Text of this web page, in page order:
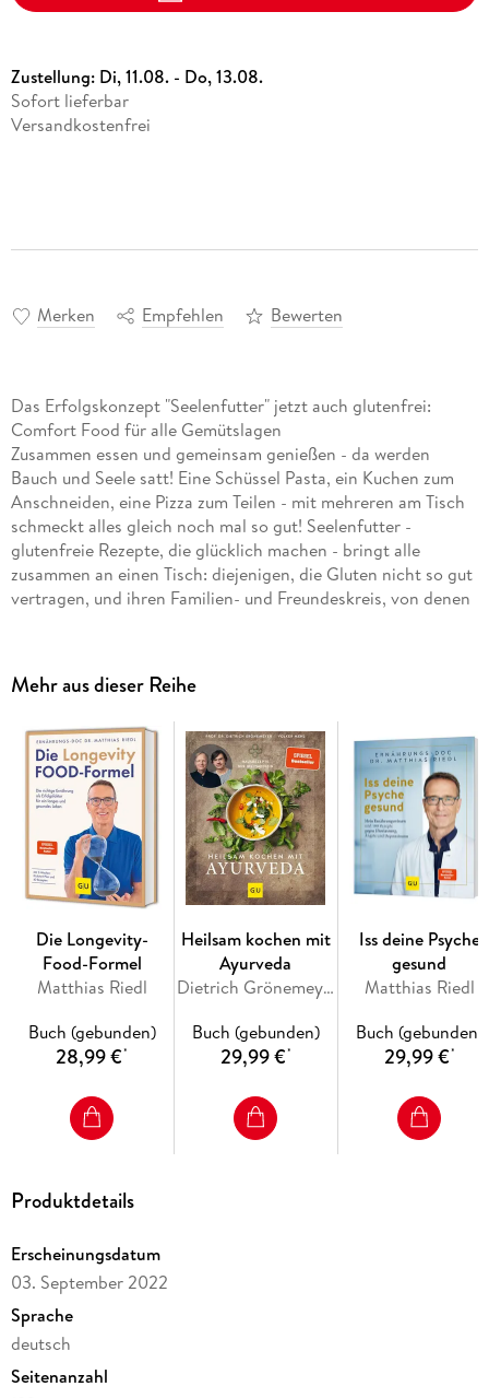
Zustellung: Di, 11.08. - Do, 13.08.
Sofort lieferbar
Versandkostenfrei
Merken Empfehlen Bewerten
Das Erfolgskonzept "Seelenfutter" jetzt auch glutenfrei:
Comfort Food für alle Gemütslagen
Zusammen essen und gemeinsam genießen - da werden
Bauch und Seele satt! Eine Schüssel Pasta, ein Kuchen zum
Anschneiden, eine Pizza zum Teilen - mit mehreren am Tisch
schmeckt alles gleich noch mal so gut! Seelenfutter -
glutenfreie Rezepte, die glücklich machen - bringt alle
zusammen an einen Tisch: diejenigen, die Gluten nicht so gut
vertragen, und ihren Familien- und Freundeskreis, von denen
herzhaft, alles ohne Weizenmehl und glutenhaltiges Getreide,
alles einfach und leicht zu machen - und so überzeugend
lecker, das garantiert alle am Tisch glücklich werden!
Inhaltsverzeichnis
Hinweis zur Optimierung
Impressum
Wichtiger Hinweis
Backofenhinweis
Tut gut, geht einfach, schmeckt super!
Wissenswertes rund um glutenfreie Ernährung
Frühstück & Snacks
Zum Sattessen
Herzhaft Backen
Die Autorin
Die Fotografin
Mehr aus dieser Reihe
Die Longevity-
Food-Formel
Matthias Riedl
Buch (gebunden)
28,99 €*
Heilsam kochen mit
Ayurveda
Dietrich Grönemeyer, Volker Mehl
Buch (gebunden)
29,99 €*
Iss deine Psyche
gesund
Matthias Riedl
Buch (gebunden)
29,99 €*
Produktdetails
Erscheinungsdatum
03. September 2022
Sprache
deutsch
Seitenanzahl